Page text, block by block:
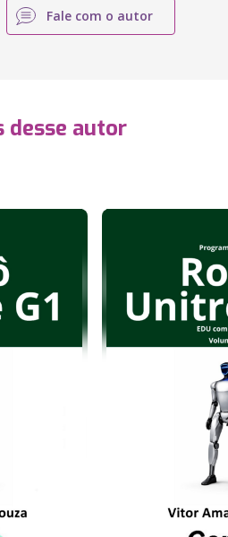
Fale com o autor
desse autor